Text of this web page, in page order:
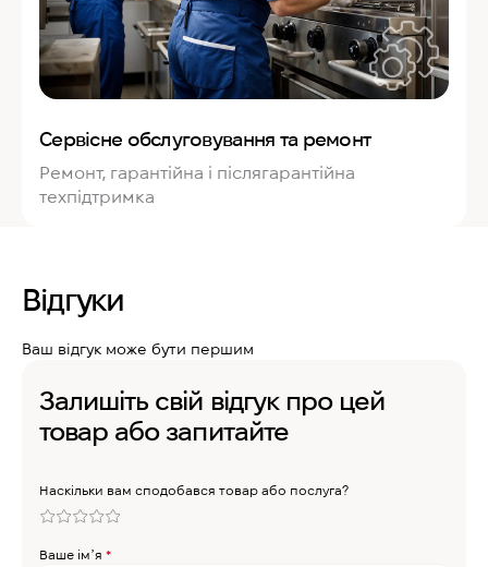
Сервісне обслуговування та ремонт
Ремонт, гарантійна і післягарантійна
техпідтримка
Відгуки
Ваш відгук може бути першим
Залишіть свій відгук про цей
товар або запитайте
Наскільки вам сподобався товар або послуга?
Ваше імʼя *